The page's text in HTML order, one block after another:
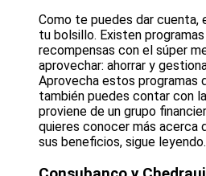
Como te puedes dar cuenta,
tu bolsillo. Existen
recompensas con el súper
aprovechar: ahorrar y
Aprovecha estos programas
también puedes contar con
proviene de un grupo
quieres conocer más acerca
sus beneficios, sigue leyendo.